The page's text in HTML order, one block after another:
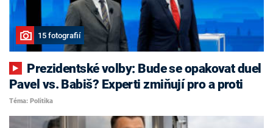
15 fotografií
Pavel vs. Babiš? Experti zmiňují pro a proti
Téma: Politika